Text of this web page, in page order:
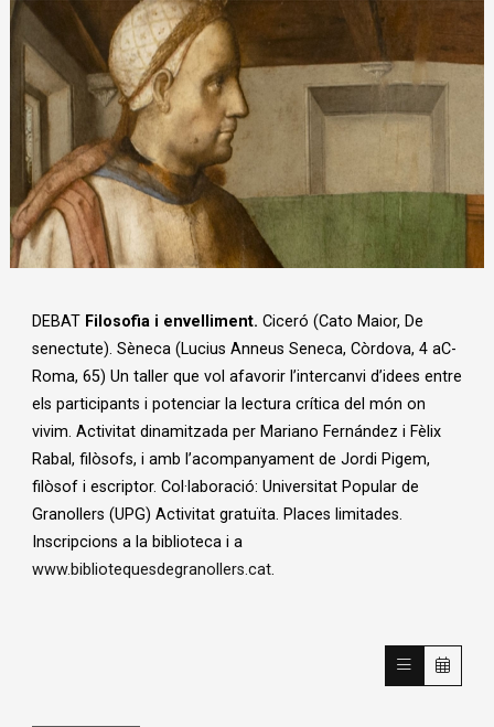
DEBAT Filosofia i envelliment. Ciceró (Cato Maior, De
senectute). Sèneca (Lucius Anneus Seneca, Còrdova, 4 aC-
Roma, 65) Un taller que vol afavorir l’intercanvi d’idees entre
els participants i potenciar la lectura crítica del món on
vivim. Activitat dinamitzada per Mariano Fernández i Fèlix
Rabal, filòsofs, i amb l’acompanyament de Jordi Pigem,
filòsof i escriptor. Col·laboració: Universitat Popular de
Granollers (UPG) Activitat gratuïta. Places limitades.
Inscripcions a la biblioteca i a
www.bibliotequesdegranollers.cat.